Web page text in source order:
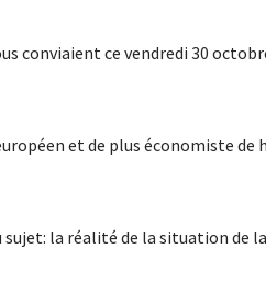
conviaient ce vendredi 30
et de plus économiste de
sujet: la réalité de la situation de la